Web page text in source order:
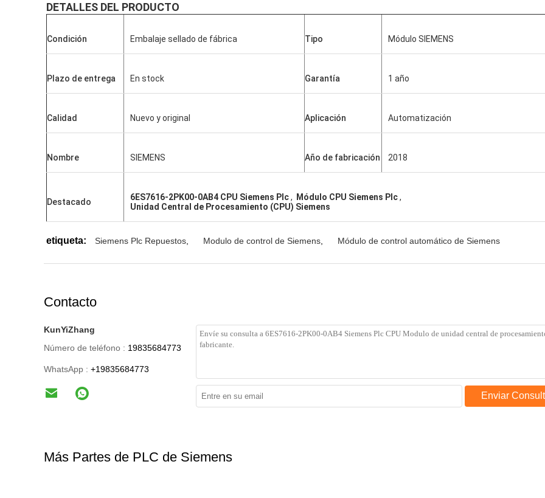
DETALLES DEL PRODUCTO
Condición Embalaje sellado de fábrica Tipo Módulo SIEMENS
Plazo de entrega En stock Garantía 1 año
Calidad Nuevo y original Aplicación Automatización
Nombre SIEMENS Año de fabricación 2018
Destacado 6ES7616-2PK00-0AB4 CPU Siemens Plc, Módulo CPU Siemens Plc,
Unidad Central de Procesamiento (CPU) Siemens
etiqueta: Siemens Plc Repuestos Modulo de control de Siemens Módulo de control automático de Siemens
Contacto
KunYiZhang
Número de teléfono : 19835684773
WhatsApp : +19835684773
Enviar
Más Partes de PLC de Siemens